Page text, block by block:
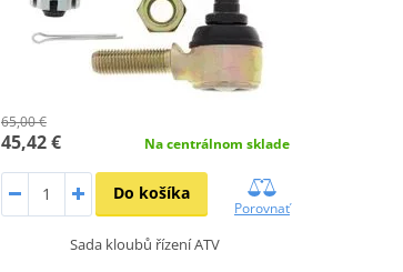
65,00 €
45,42 € Na centrálnom sklade
Do košíka
Porovnať
Sada kloubů řízení ATV